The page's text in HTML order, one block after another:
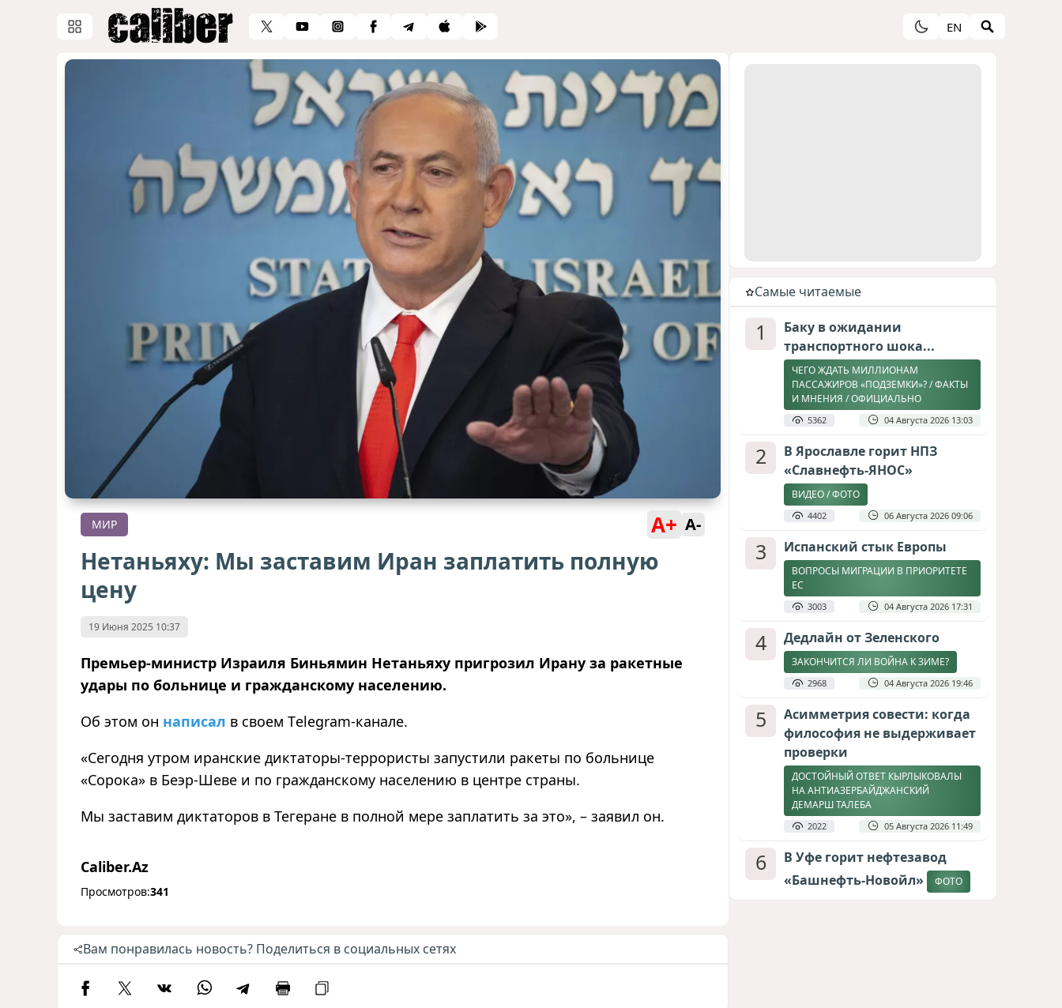
EN
МИР A+ A-
Нетаньяху: Мы заставим Иран заплатить полную
цену
19 Июня 2025 10:37
Премьер-министр Израиля Биньямин Нетаньяху пригрозил Ирану за ракетные
удары по больнице и гражданскому населению.
Об этом он написал в своем Тelegram-канале.
«Сегодня утром иранские диктаторы-террористы запустили ракеты по больнице
«Сорока» в Беэр-Шеве и по гражданскому населению в центре страны.
Мы заставим диктаторов в Тегеране в полной мере заплатить за это», – заявил он.
Caliber.Az
Просмотров:341
Вам понравилась новость? Поделиться в социальных сетях
Cамые читаемые
1
Баку в ожидании
транспортного шока...
ЧЕГО ЖДАТЬ МИЛЛИОНАМ
ПАССАЖИРОВ «ПОДЗЕМКИ»? / ФАКТЫ
И МНЕНИЯ / ОФИЦИАЛЬНО
5362 04 Августа 2026 13:03
2
В Ярославле горит НПЗ
«Славнефть-ЯНОС»
ВИДЕО / ФОТО
4402 06 Августа 2026 09:06
3 Испанский стык Европы
ВОПРОСЫ МИГРАЦИИ В ПРИОРИТЕТЕ
ЕС
3003 04 Августа 2026 17:31
4 Дедлайн от Зеленского
ЗАКОНЧИТСЯ ЛИ ВОЙНА К ЗИМЕ?
2968 04 Августа 2026 19:46
5
Асимметрия совести: когда
философия не выдерживает
проверки
ДОСТОЙНЫЙ ОТВЕТ КЫРЛЫКОВАЛЫ
НА АНТИАЗЕРБАЙДЖАНСКИЙ
ДЕМАРШ ТАЛЕБА
2022 05 Августа 2026 11:49
6
В Уфе горит нефтезавод
«Башнефть-Новойл»
ФОТО